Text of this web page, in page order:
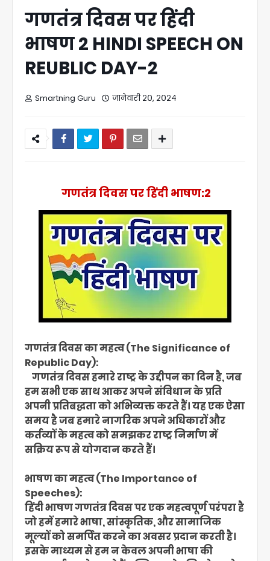
गणतंत्र दिवस पर हिंदी
भाषण 2 HINDI SPEECH ON
REUBLIC DAY-2
Smartning Guru जानेवारी २०, २०२४
गणतंत्र दिवस पर हिंदी भाषण:2
गणतंत्र दिवस का महत्व (The Significance of
Republic Day):
गणतंत्र दिवस हमारे राष्ट्र के उद्दीपन का दिन है, जब
हम सभी एक साथ आकर अपने संविधान के प्रति
अपनी प्रतिबद्धता को अभिव्यक्त करते हैं। यह एक ऐसा
समय है जब हमारे नागरिक अपने अधिकारों और
कर्तव्यों के महत्व को समझकर राष्ट्र निर्माण में
सक्रिय रूप से योगदान करते हैं।
भाषण का महत्व (The Importance of
Speeches):
हिंदी भाषण गणतंत्र दिवस पर एक महत्वपूर्ण परंपरा है
जो हमें हमारे भाषा, सांस्कृतिक, और सामाजिक
मूल्यों को समर्पित करने का अवसर प्रदान करती है।
इसके माध्यम से हम न केवल अपनी भाषा की